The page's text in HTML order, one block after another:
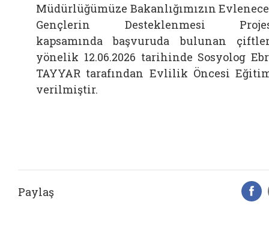
Müdürlüğümüze Bakanlığımızın
Gençlerin Desteklenmesi
kapsamında başvuruda bulunan
yönelik 12.06.2026 tarihinde Sosyolog
TAYYAR tarafından Evlilik Öncesi
verilmiştir.
Paylaş